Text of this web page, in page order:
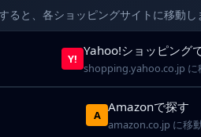
ると、各ショッピングサイトに移動し
Y!
Yahoo!ショッピング
shopping.yahoo.co.jp に
A
Amazonで探す
amazon.co.jp に移